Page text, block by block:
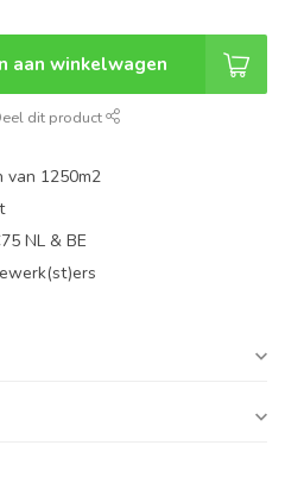
aan winkelwagen
dit product
van 1250m2
NL & BE